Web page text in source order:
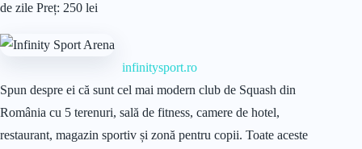
de zile Preț: 250 lei
infinitysport.ro
Spun despre ei că sunt cel mai modern club de Squash din
România cu 5 terenuri, sală de fitness, camere de hotel,
restaurant, magazin sportiv și zonă pentru copii. Toate aceste